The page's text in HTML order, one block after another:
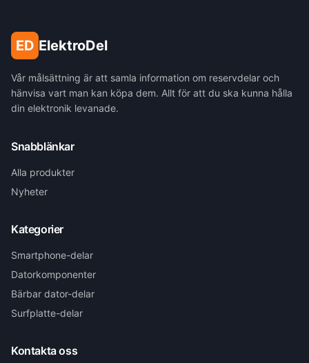
ED ElektroDel
Vår målsättning är att samla information om reservdelar och
hänvisa vart man kan köpa dem. Allt för att du ska kunna hålla
din elektronik levanade.
Snabblänkar
Alla produkter
Nyheter
Kategorier
Smartphone-delar
Datorkomponenter
Bärbar dator-delar
Surfplatte-delar
Kontakta oss